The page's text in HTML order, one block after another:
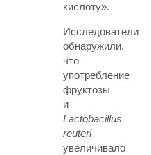
кислоту».
Исследователи
обнаружили,
что
употребление
фруктозы
и
Lactobacillus
reuteri
увеличивало